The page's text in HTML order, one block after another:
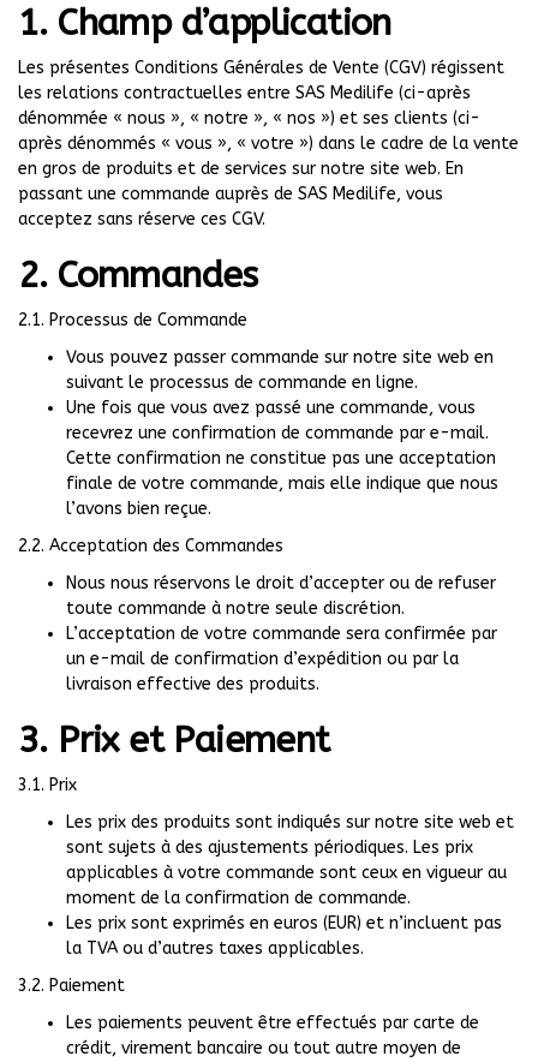
1. Champ d’application
Les présentes Conditions Générales de Vente (CGV) régissent
les relations contractuelles entre SAS Medilife (ci-après
dénommée « nous », « notre », « nos ») et ses clients (ci-
après dénommés « vous », « votre ») dans le cadre de la vente
en gros de produits et de services sur notre site web. En
passant une commande auprès de SAS Medilife, vous
acceptez sans réserve ces CGV.
2. Commandes
2.1. Processus de Commande
Vous pouvez passer commande sur notre site web en
suivant le processus de commande en ligne.
Une fois que vous avez passé une commande, vous
recevrez une confirmation de commande par e-mail.
Cette confirmation ne constitue pas une acceptation
finale de votre commande, mais elle indique que nous
l’avons bien reçue.
2.2. Acceptation des Commandes
Nous nous réservons le droit d’accepter ou de refuser
toute commande à notre seule discrétion.
L’acceptation de votre commande sera confirmée par
un e-mail de confirmation d’expédition ou par la
livraison effective des produits.
3. Prix et Paiement
3.1. Prix
Les prix des produits sont indiqués sur notre site web et
sont sujets à des ajustements périodiques. Les prix
applicables à votre commande sont ceux en vigueur au
moment de la confirmation de commande.
Les prix sont exprimés en euros (EUR) et n’incluent pas
la TVA ou d’autres taxes applicables.
3.2. Paiement
Les paiements peuvent être effectués par carte de
crédit, virement bancaire ou tout autre moyen de